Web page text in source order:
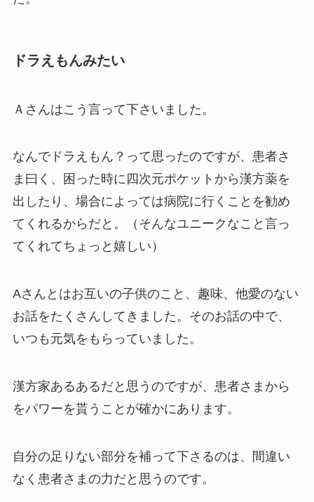
ドラえもんみたい
Ａさんはこう言って下さいました。
なんでドラえもん？って思ったのですが、患者さ
ま曰く、困った時に四次元ポケットから漢方薬を
出したり、場合によっては病院に行くことを勧め
てくれるからだと。（そんなユニークなこと言っ
てくれてちょっと嬉しい）
Aさんとはお互いの子供のこと、趣味、他愛のない
お話をたくさんしてきました。そのお話の中で、
いつも元気をもらっていました。
漢方家あるあるだと思うのですが、患者さまから
をパワーを貰うことが確かにあります。
自分の足りない部分を補って下さるのは、間違い
なく患者さまの力だと思うのです。